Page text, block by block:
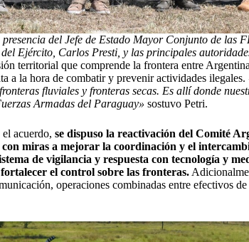
del Jefe de Estado Mayor Conjunto de las
Ejército, Carlos Presti, y las principales
territorial que comprende la frontera entre
a la hora de combatir y prevenir actividades ilegales.
fluviales y fronteras secas. Es allí donde
Armadas del Paraguay» sostuvo Petri.
acuerdo, se dispuso la reactivación del Comité
miras a mejorar la coordinación y el
de vigilancia y respuesta con tecnología y
el control sobre las fronteras.
operaciones combinadas entre efectivos